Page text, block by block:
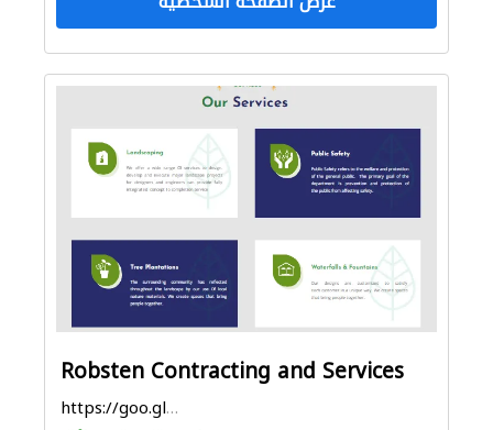
Robsten Contracting and Services
https://goo.gl/maps/FkWHhsB8Arj152ve8